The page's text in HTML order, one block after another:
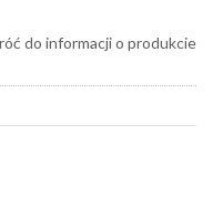
do informacji o produkcie